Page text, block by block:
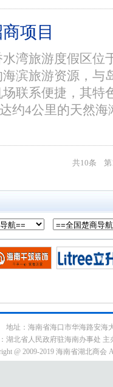
项目
湾旅游度假区位
滨旅游资源，与
联系便捷，其特
约4公里的天然海
共10条
地址：海南省海口市华海路安海
湖北省人民政府驻海南办事处
@ 2009-2019 海南省湖北商会